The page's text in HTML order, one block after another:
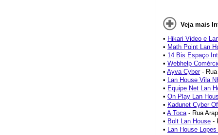
Veja mais
• Hikari Video e
• Math Point Lan
• 14 Bis Espaço
• Webhelp
• Ayva Cyber- Rua
• Lan House Vila
• Equipe Net Lan
• On Play Lan
• Kadunet Cyber
• A Toca- Rua
• Bolt Lan House -
• Lan House